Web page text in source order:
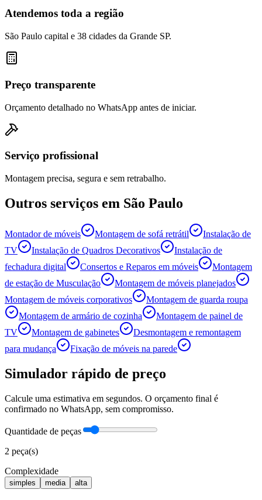
Atendemos toda a região
São Paulo capital e 38 cidades da Grande SP.
Preço transparente
Orçamento detalhado no WhatsApp antes de iniciar.
Serviço profissional
Montagem precisa, segura e sem retrabalho.
Outros serviços em São Paulo
Montador de móveis Montagem de sofá retrátil
Instalação de
TV
Instalação de Quadros Decorativos
Instalação de
fechadura digital
Consertos e Reparos em móveis
Montagem
de estação de Musculação
Montagem de móveis planejados
Montagem de móveis corporativos
Montagem de guarda roupa
Montagem de armário de cozinha
Montagem de painel de
TV
Montagem de gabinetes
Desmontagem e remontagem
para mudança
Fixação de móveis na parede
Simulador rápido de preço
Calcule uma estimativa em segundos. O orçamento final é
confirmado no WhatsApp, sem compromisso.
Quantidade de peças
2 peça(s)
Complexidade
simples media alta